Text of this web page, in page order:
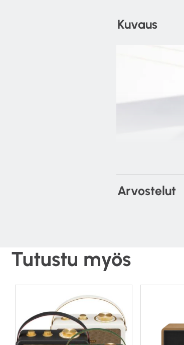
Kuvaus
Täydellinen
Arvostelut
Tutustu myös